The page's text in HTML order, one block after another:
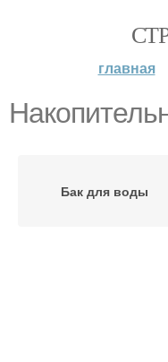
главная
Бак для воды